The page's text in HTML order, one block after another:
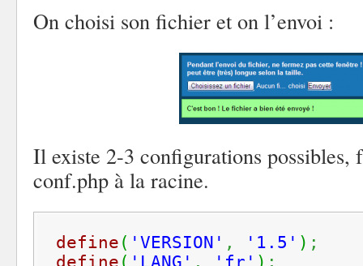
On choisi son fichier et on l’envoi :
Il existe 2-3 configurations possibles,
conf.php à la racine.
define ( 'VERSION' , '1.5' ) ;
define ( 'LANG' , 'fr' ) ;